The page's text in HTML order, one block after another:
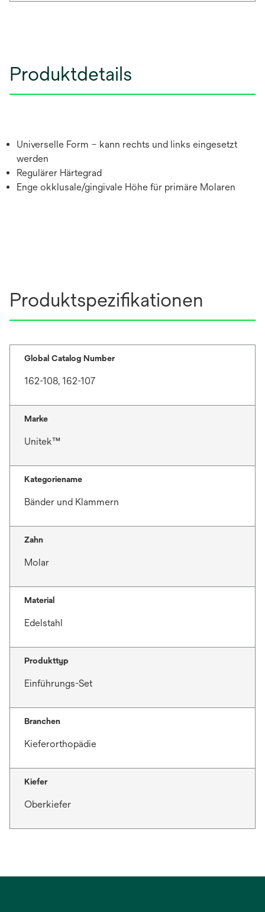
Produktdetails
Universelle Form – kann rechts und links eingesetzt
werden
Regulärer Härtegrad
Enge okklusale/gingivale Höhe für primäre Molaren
Produktspezifikationen
Global Catalog Number
162-108, 162-107
Marke
Unitek™
Kategoriename
Bänder und Klammern
Zahn
Molar
Material
Edelstahl
Produkttyp
Einführungs-Set
Branchen
Kieferorthopädie
Kiefer
Oberkiefer